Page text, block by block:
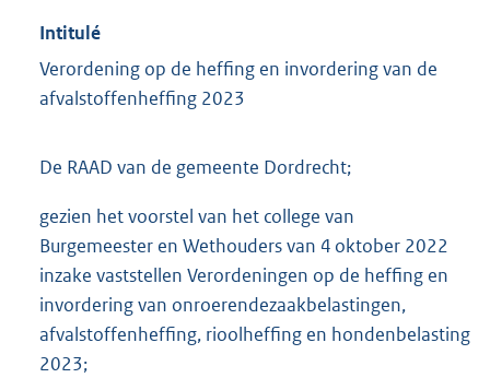
Intitulé
Verordening op de heffing en invordering van de
afvalstoffenheffing 2023
De RAAD van de gemeente Dordrecht;
gezien het voorstel van het college van
Burgemeester en Wethouders van 4 oktober 2022
inzake vaststellen Verordeningen op de heffing en
invordering van onroerendezaakbelastingen,
afvalstoffenheffing, rioolheffing en hondenbelasting
2023;